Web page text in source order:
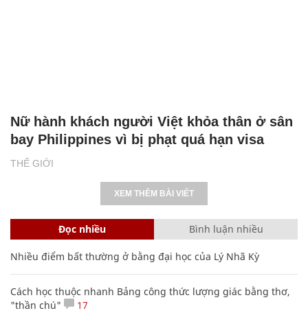
THẾ GIỚI
Nữ hành khách người Việt khỏa thân ở sân
bay Philippines vì bị phạt quá hạn visa
XEM THÊM BÀI VIẾT
Đọc nhiều Bình luận nhiều
Nhiều điểm bất thường ở bằng đại học của Lý Nhã Kỳ
Cách học thuộc nhanh Bảng công thức lượng giác bằng thơ,
"thần chú"
17